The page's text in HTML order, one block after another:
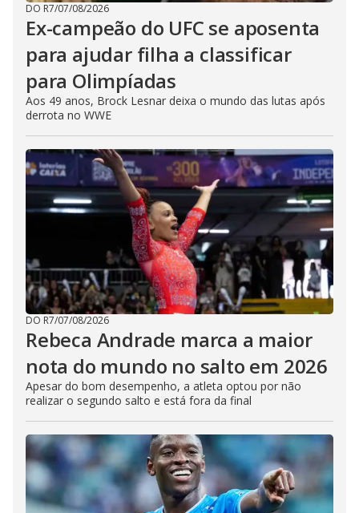
DO R7/07/08/2026
Ex-campeão do UFC se aposenta
para ajudar filha a classificar
para Olimpíadas
Aos 49 anos, Brock Lesnar deixa o mundo das lutas após
derrota no WWE
DO R7/07/08/2026
Rebeca Andrade marca a maior
nota do mundo no salto em 2026
Apesar do bom desempenho, a atleta optou por não
realizar o segundo salto e está fora da final